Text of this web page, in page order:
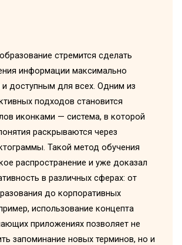
стремится сделать
информации максимально
доступным для всех. Одним из
подходов становится
иконками — система, в которой
раскрываются через
Такой метод обучения
распространение и уже доказал
в различных сферах: от
до корпоративных
использование концепта
приложениях позволяет не
запоминание новых терминов, но и